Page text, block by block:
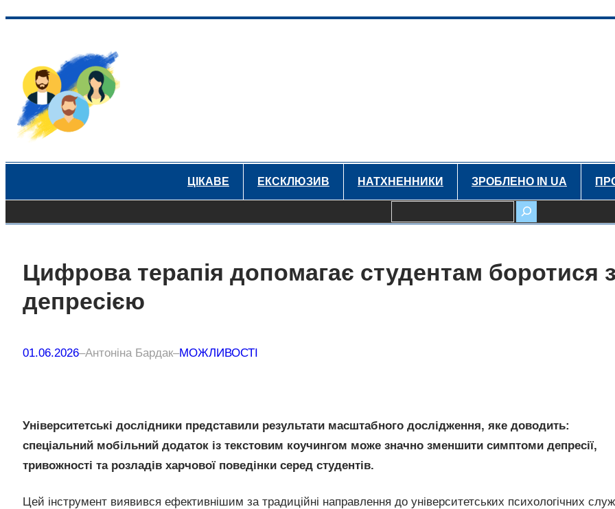
вмісту
ЦІКАВЕ ЕКСКЛЮЗИВ НАТХНЕННИКИ ЗРОБЛЕНО IN UA
Цифрова терапія допомагає студентам боротися
депресією
01.06.2026–Антоніна Бардак–МОЖЛИВОСТІ
Університетські дослідники представили результати масштабного дослідження, яке доводить:
спеціальний мобільний додаток із текстовим коучингом може значно зменшити симптоми депресії,
тривожності та розладів харчової поведінки серед студентів.
Цей інструмент виявився ефективнішим за традиційні направлення до університетських психологічних